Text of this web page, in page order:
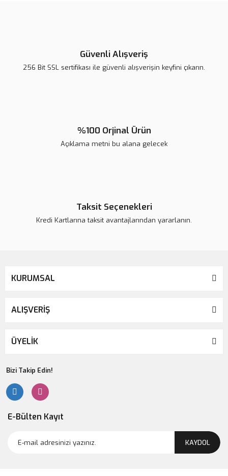
Güvenli Alışveriş
256 Bit SSL sertifikası ile güvenli alışverişin keyfini çıkarın.
%100 Orjinal Ürün
Açıklama metni bu alana gelecek
Taksit Seçenekleri
Kredi Kartlarına taksit avantajlarından yararlanın.
KURUMSAL
ALIŞVERİŞ
ÜYELİK
Bizi Takip Edin!
E-Bülten Kayıt
KAYDOL